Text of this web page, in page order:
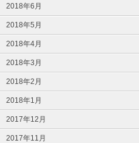
2018年6月
2018年5月
2018年4月
2018年3月
2018年2月
2018年1月
2017年12月
2017年11月